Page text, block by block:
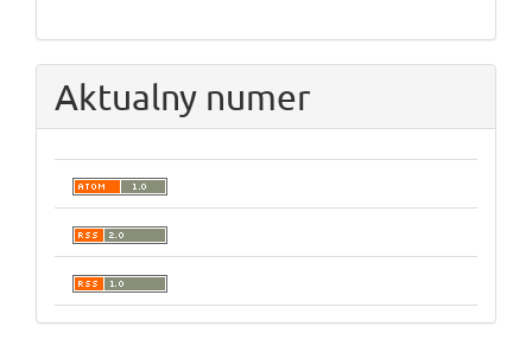
Aktualny numer